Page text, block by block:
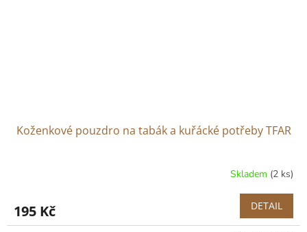
Koženkové pouzdro na tabák a kuřácké potřeby TFAR
Skladem (2 ks)
195 Kč DETAIL